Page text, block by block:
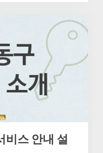
비스 안내 설